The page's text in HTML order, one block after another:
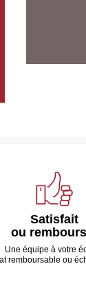
Satisfait
ou
Une équipe à votre
remboursable ou